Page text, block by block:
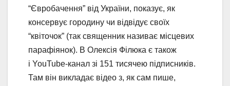
“Євробачення” від України, показує, як
консервує городину чи відвідує своїх
“квіточок” (так священник називає місцевих
парафіянок). В Олексія Філюка є також
і YouTube-канал зі 151 тисячею підписників.
Там він викладає відео з, як сам пише,